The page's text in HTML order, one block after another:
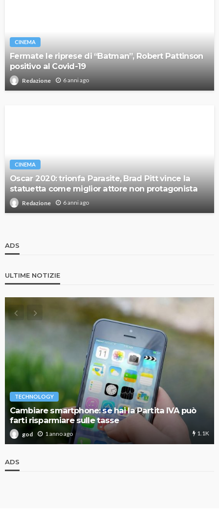
CINEMA
Fermate le riprese di “Batman”, Robert Pattinson
positivo al Covid-19
Redazione 6 anni ago
CINEMA
Oscar 2020: trionfa Parasite, Brad Pitt vince la
statuetta come miglior attore non protagonista
Redazione 6 anni ago
ADS
ULTIME NOTIZIE
TECHNOLOGY
Cambiare smartphone: se hai la Partita IVA può
farti risparmiare sulle tasse
god 1 anno ago 1.1K
ADS